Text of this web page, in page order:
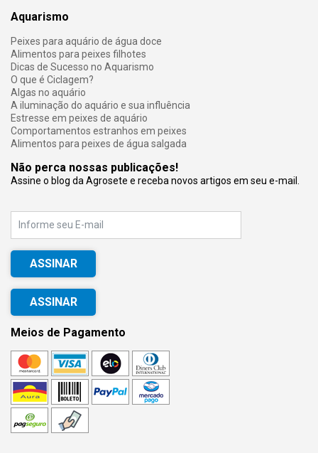
Aquarismo
Peixes para aquário de água doce
Alimentos para peixes filhotes
Dicas de Sucesso no Aquarismo
O que é Ciclagem?
Algas no aquário
A iluminação do aquário e sua influência
Estresse em peixes de aquário
Comportamentos estranhos em peixes
Alimentos para peixes de água salgada
Não perca nossas publicações!
Assine o blog da Agrosete e receba novos artigos em seu e-mail.
ASSINAR
Meios de Pagamento